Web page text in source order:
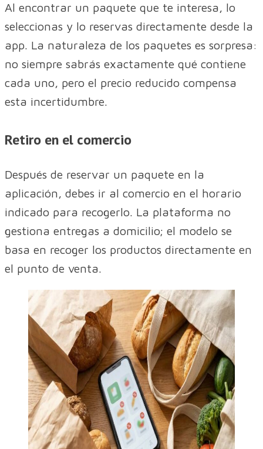
Al encontrar un paquete que te interesa, lo
seleccionas y lo reservas directamente desde la
app. La naturaleza de los paquetes es sorpresa:
no siempre sabrás exactamente qué contiene
cada uno, pero el precio reducido compensa
esta incertidumbre.
Retiro en el comercio
Después de reservar un paquete en la
aplicación, debes ir al comercio en el horario
indicado para recogerlo. La plataforma no
gestiona entregas a domicilio; el modelo se
basa en recoger los productos directamente en
el punto de venta.